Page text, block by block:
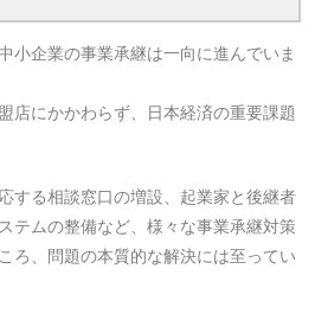
小企業の事業承継は一向に進んでいま
店にかかわらず、日本経済の重要課題
する相談窓口の増設、起業家と後継者
テムの整備など、様々な事業承継対策
ろ、問題の本質的な解決には至ってい